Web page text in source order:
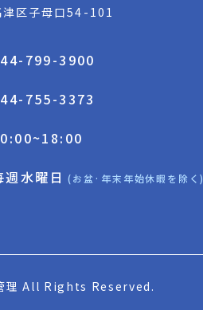
区子母口54-101
799-3900
755-3373
週水曜日 (お盆·年末年始休暇を除く)
理 All Rights Reserved.